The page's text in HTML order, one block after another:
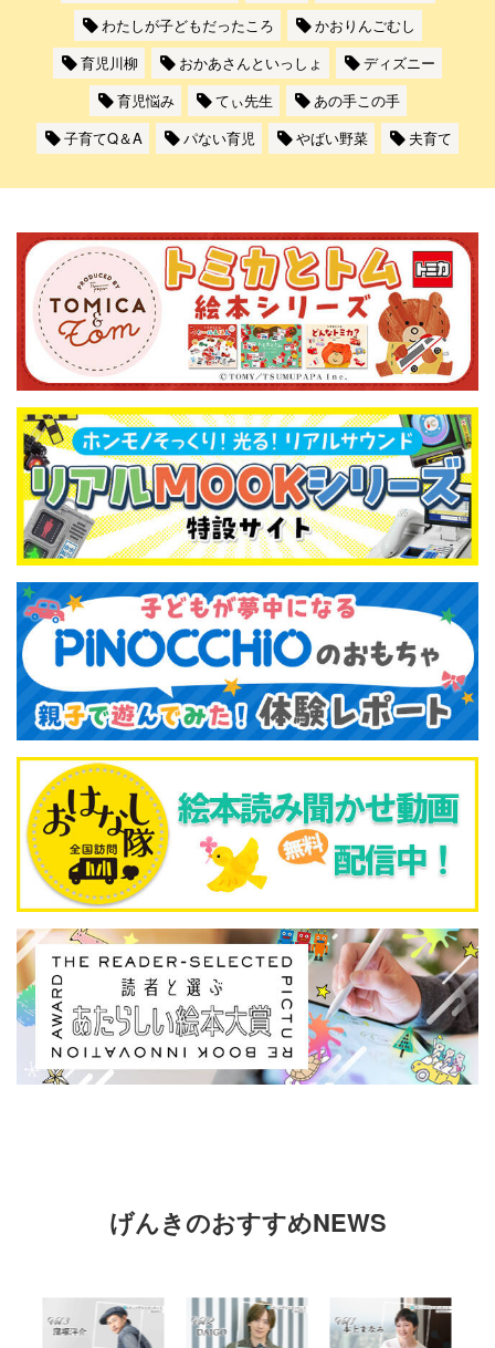
わたしが子どもだったころ
かおりんごむし
育児川柳
おかあさんといっしょ
ディズニー
育児悩み
てぃ先生
あの手この手
子育てQ＆A
パない育児 やばい野菜 夫育て
げんきのおすすめNEWS